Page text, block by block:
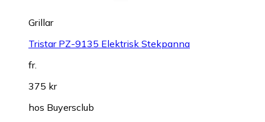
Grillar
Tristar PZ-9135 Elektrisk Stekpanna
fr.
375 kr
hos Buyersclub